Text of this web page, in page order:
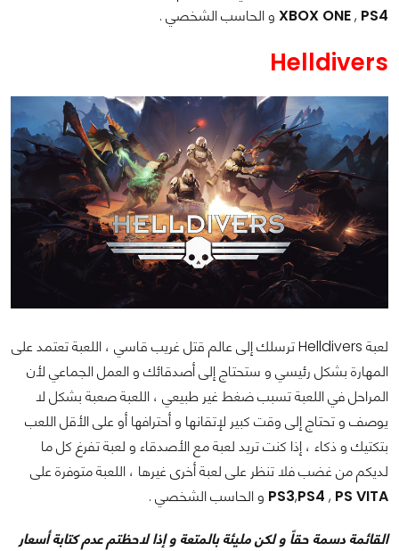
XBOX ONE, PS4 و الحاسب الشخصي .
Helldivers
لعبة Helldivers ترسلك إلى عالم قتل غريب قاسي ، اللعبة تعتمد على
المهارة بشكل رئيسي و ستحتاج إلى أصدقائك و العمل الجماعي لأن
المراحل في اللعبة تسبب ضغط غير طبيعي ، اللعبة صعبة بشكل لا
يوصف و تحتاج إلى وقت كبير لإتقانها و أحترافها أو على الأقل اللعب
بتكتيك و ذكاء ، إذا كنت تريد لعبة مع الأصدقاء و لعبة تفرغ كل ما
لديكم من غضب فلا تنظر على لعبة أخرى غيرها ، اللعبة متوفرة على
PS3,PS4 , PS VITA و الحاسب الشخصي .
القائمة دسمة حقاً و لكن مليئة بالمتعة و إذا لاحظتم عدم كتابة أسعار